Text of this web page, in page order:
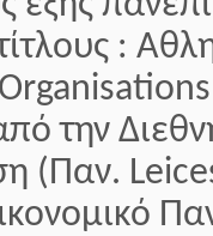
:
την
(Παν.